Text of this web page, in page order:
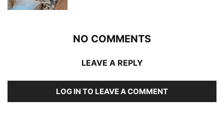
NO COMMENTS
LEAVE A REPLY
LOG IN TO LEAVE A COMMENT